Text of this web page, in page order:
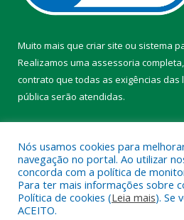
Muito mais que criar site ou sistema
Realizamos uma assessoria
contrato que todas as exigências das
pública serão atendidas.
Todos os direitos reservados a
Nós usamos cookies para
navegação no portal. Ao utilizar
concorda com a política de
Para ter mais informações sobre
Política de cookies (Leia mais). Se
ACEITO.